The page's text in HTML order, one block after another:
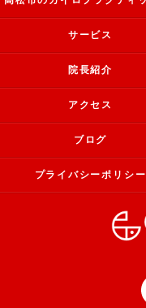
サービス
院長紹介
アクセス
ブログ
プライバシーポリシー